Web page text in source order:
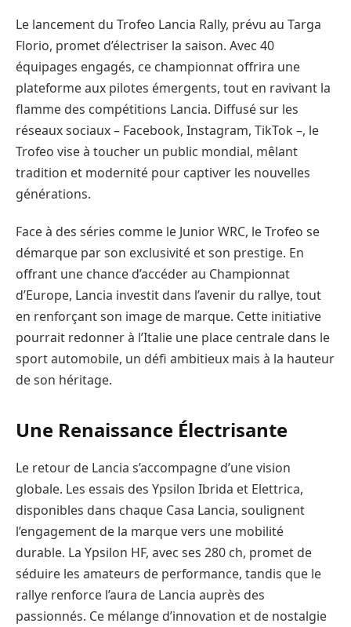
Le lancement du Trofeo Lancia Rally, prévu au Targa
Florio, promet d’électriser la saison. Avec 40
équipages engagés, ce championnat offrira une
plateforme aux pilotes émergents, tout en ravivant la
flamme des compétitions Lancia. Diffusé sur les
réseaux sociaux – Facebook, Instagram, TikTok –, le
Trofeo vise à toucher un public mondial, mêlant
tradition et modernité pour captiver les nouvelles
générations.
Face à des séries comme le Junior WRC, le Trofeo se
démarque par son exclusivité et son prestige. En
offrant une chance d’accéder au Championnat
d’Europe, Lancia investit dans l’avenir du rallye, tout
en renforçant son image de marque. Cette initiative
pourrait redonner à l’Italie une place centrale dans le
sport automobile, un défi ambitieux mais à la hauteur
de son héritage.
Une Renaissance Électrisante
Le retour de Lancia s’accompagne d’une vision
globale. Les essais des Ypsilon Ibrida et Elettrica,
disponibles dans chaque Casa Lancia, soulignent
l’engagement de la marque vers une mobilité
durable. La Ypsilon HF, avec ses 280 ch, promet de
séduire les amateurs de performance, tandis que le
rallye renforce l’aura de Lancia auprès des
passionnés. Ce mélange d’innovation et de nostalgie